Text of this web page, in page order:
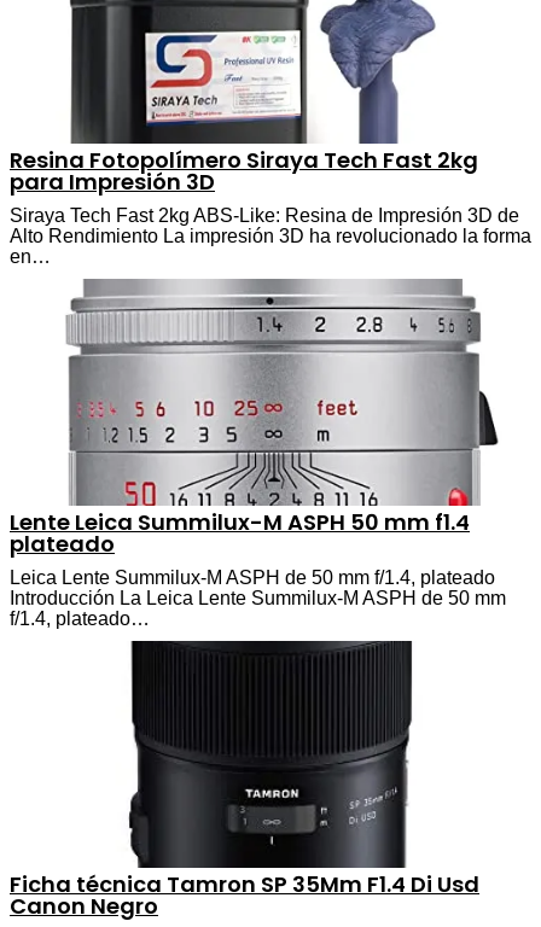
Resina Fotopolímero Siraya Tech Fast 2kg
para Impresión 3D
Siraya Tech Fast 2kg ABS-Like: Resina de Impresión 3D de
Alto Rendimiento La impresión 3D ha revolucionado la forma
en…
Lente Leica Summilux-M ASPH 50 mm f1.4
plateado
Leica Lente Summilux-M ASPH de 50 mm f/1.4, plateado
Introducción La Leica Lente Summilux-M ASPH de 50 mm
f/1.4, plateado…
Ficha técnica Tamron SP 35Mm F1.4 Di Usd
Canon Negro